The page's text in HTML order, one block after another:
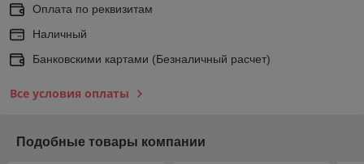
Оплата по реквизитам
Наличный
Банковскими картами (Безналичный расчет)
Все условия оплаты
Подобные товары компании